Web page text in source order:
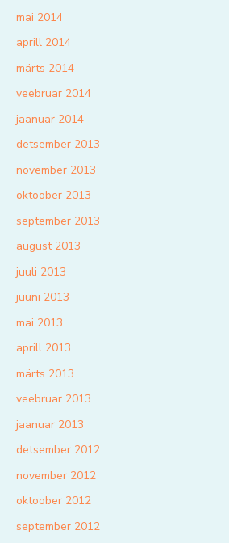
mai 2014
aprill 2014
märts 2014
veebruar 2014
jaanuar 2014
detsember 2013
november 2013
oktoober 2013
september 2013
august 2013
juuli 2013
juuni 2013
mai 2013
aprill 2013
märts 2013
veebruar 2013
jaanuar 2013
detsember 2012
november 2012
oktoober 2012
september 2012